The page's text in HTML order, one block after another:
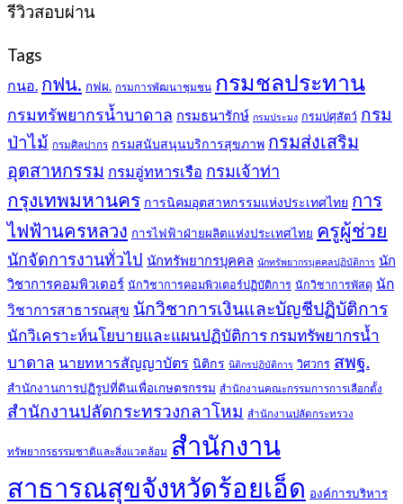
รีวิวสอบผ่าน
Tags
กนอ. กฟน. กฟผ. กรมการพัฒนาชุมชน กรมชลประทาน
กรมทรัพยากรน้ำบาดาล กรมธนารักษ์ กรมประมง กรมปศุสัตว์ กรม
ป่าไม้ กรมศิลปากร กรมสนับสนุนบริการสุขภาพ กรมส่งเสริม
อุตสาหกรรม กรมอู่ทหารเรือ กรมเจ้าท่า
กรุงเทพมหานคร การนิคมอุตสาหกรรมแห่งประเทศไทย การ
ไฟฟ้านครหลวง การไฟฟ้าฝ่ายผลิตแห่งประเทศไทย ครูผู้ช่วย
นักจัดการงานทั่วไป นักทรัพยากรบุคคล นักทรัพยากรบุคคลปฏิบัติการ นัก
วิชาการคอมพิวเตอร์ นักวิชาการคอมพิวเตอร์ปฏิบัติการ นักวิชาการพัสดุ นัก
วิชาการสาธารณสุข นักวิชาการเงินและบัญชีปฏิบัติการ
นักวิเคราะห์นโยบายและแผนปฏิบัติการ กรมทรัพยากรน้ำ
บาดาล นายทหารสัญญาบัตร นิติกร นิติกรปฏิบัติการ วิศวกร สพฐ.
สำนักงานการปฏิรูปที่ดินเพื่อเกษตรกรรม สำนักงานคณะกรรมการการเลือกตั้ง
สำนักงานปลัดกระทรวงกลาโหม สำนักงานปลัดกระทรวง
ทรัพยากรธรรมชาติและสิ่งแวดล้อม สำนักงาน
สาธารณสุขจังหวัดร้อยเอ็ด องค์การบริหาร